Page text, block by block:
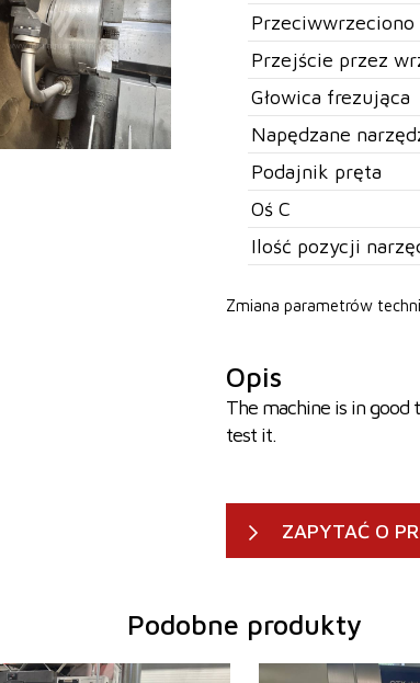
Przeciwwrzeciono
Przejście przez
Głowica frezująca
Napędzane
Podajnik pręta
Oś C
Ilość pozycji
Zmiana parametrów
Opis
The machine is in good
test it.
ZAPYTAĆ O
Podobne produkty